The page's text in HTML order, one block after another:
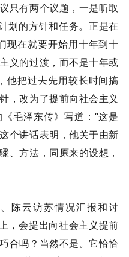
只有两个议题，一是听取
划的方针和任务。正是在
现在就要开始用十年到十
义的过渡，而不是十年或
他把过去先用较长时间搞
，改为了提前向社会主义
毛泽东传》写道：“这是
个讲话表明，他关于由新
、方法，同原来的设想，
陈云访苏情况汇报和讨
，会提出向社会主义提前
合吗？当然不是。它恰恰